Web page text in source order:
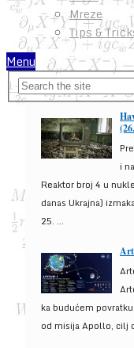
Mreze
Tips &
Menu
i
Reaktor broj 4 u
danas Ukrajna)
25. ...
ka budućem
od misija Apollo, cilj